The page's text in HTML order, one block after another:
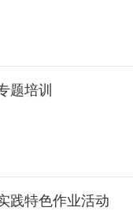
题培训
践特色作业活动